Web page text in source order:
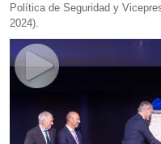
Política de Seguridad y
2024).